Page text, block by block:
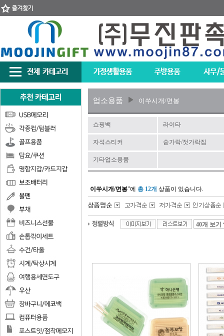
업소용품 이쑤시개/면봉
쇼핑백 라이타
자석스티커 숟가락/젓가락집
기타업소용품
이쑤시개/면봉"에 총 12개 상품이 있습니다.